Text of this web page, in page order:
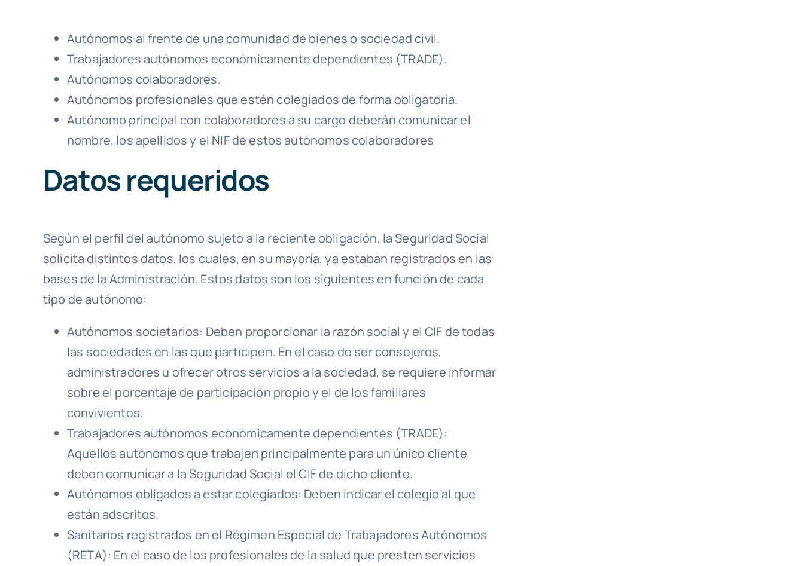
Autónomos al frente de una comunidad de bienes o sociedad civil.
Trabajadores autónomos económicamente dependientes (TRADE).
Autónomos colaboradores.
Autónomos profesionales que estén colegiados de forma obligatoria.
Autónomo principal con colaboradores a su cargo deberán comunicar el
nombre, los apellidos y el NIF de estos autónomos colaboradores
Datos requeridos
Según el perfil del autónomo sujeto a la reciente obligación, la Seguridad Social
solicita distintos datos, los cuales, en su mayoría, ya estaban registrados en las
bases de la Administración. Estos datos son los siguientes en función de cada
tipo de autónomo:
Autónomos societarios: Deben proporcionar la razón social y el CIF de todas
las sociedades en las que participen. En el caso de ser consejeros,
administradores u ofrecer otros servicios a la sociedad, se requiere informar
sobre el porcentaje de participación propio y el de los familiares
convivientes.
Trabajadores autónomos económicamente dependientes (TRADE):
Aquellos autónomos que trabajen principalmente para un único cliente
deben comunicar a la Seguridad Social el CIF de dicho cliente.
Autónomos obligados a estar colegiados: Deben indicar el colegio al que
están adscritos.
Sanitarios registrados en el Régimen Especial de Trabajadores Autónomos
(RETA): En el caso de los profesionales de la salud que presten servicios